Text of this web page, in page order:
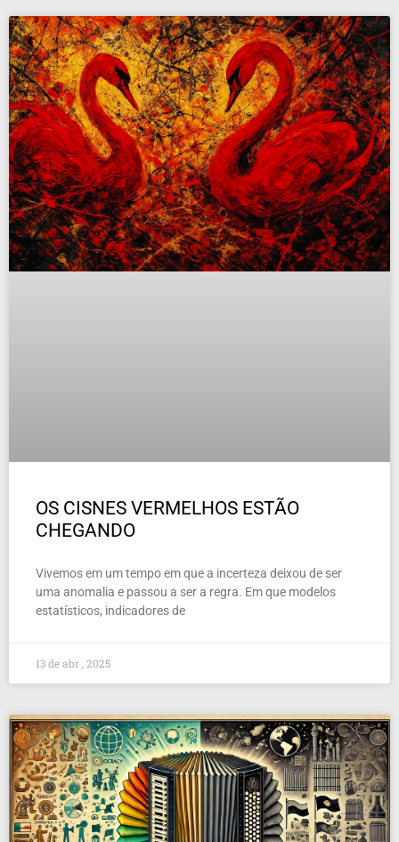
OS CISNES VERMELHOS ESTÃO
CHEGANDO
Vivemos em um tempo em que a incerteza deixou de ser
uma anomalia e passou a ser a regra. Em que modelos
estatísticos, indicadores de
13 de abr , 2025